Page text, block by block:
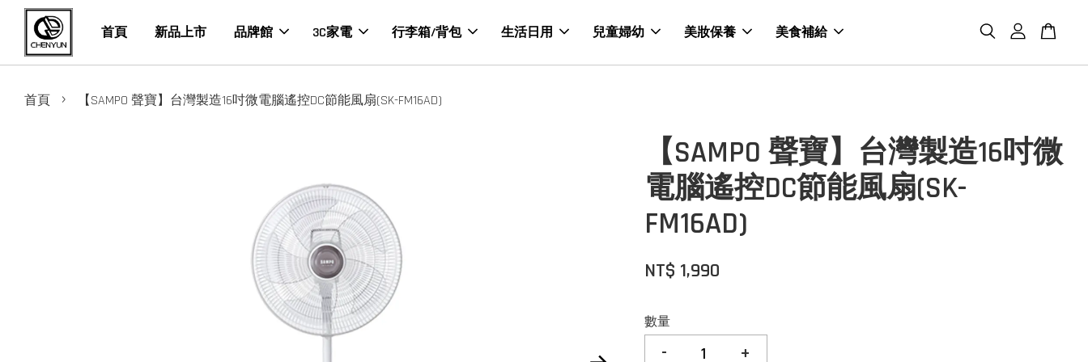
首頁 新品上市 品牌館 3C家電 行李箱/背包 生活日用 兒童婦幼 美妝保養 美食補給
首頁 › 【SAMPO 聲寶】台灣製造16吋微電腦遙控DC節能風扇(SK-FM16AD)
【SAMPO 聲寶】台灣製造16吋微
電腦遙控DC節能風扇(SK-
FM16AD)
NT$ 1,990
數量
- +